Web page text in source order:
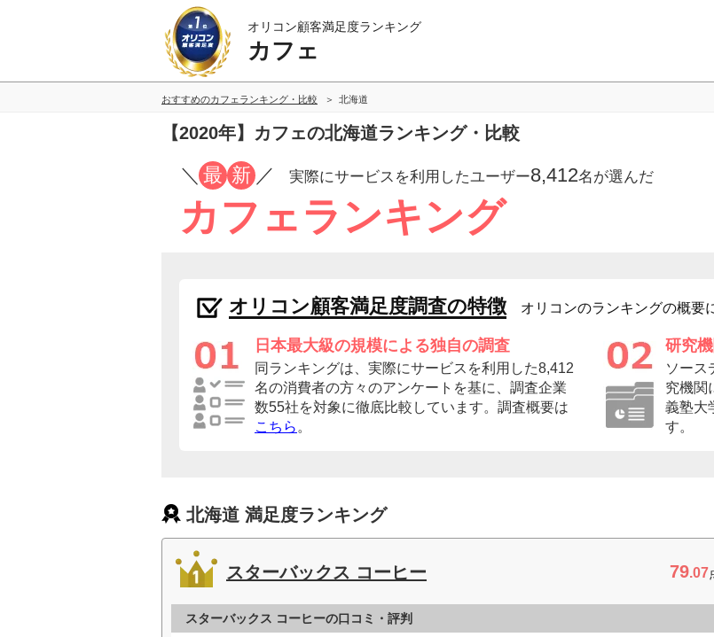
オリコン顧客満足度ランキング
カフェ
おすすめのカフェランキング・比較 北海道
【2020年】カフェの北海道ランキング・比較
／ 最 新 ／ 実際にサービスを利用したユーザー8,412名が選んだ
カフェランキング
オリコン顧客満足度調査の特徴 オリコンのランキングの概要
日本最大級の規模による独自の調査
同ランキングは、実際にサービスを利用した8,412
名の消費者の方々のアンケートを基に、調査企業
数55社を対象に徹底比較しています。調査概要は
こちら 。
研究
ソース
究機関
義塾大
す。
北海道 満足度ランキング
スターバックス コーヒー 79.07
スターバックス コーヒーの口コミ・評判